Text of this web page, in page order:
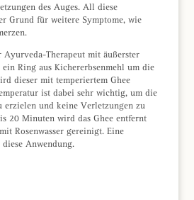
des Auges. All diese
Grund für weitere Symptome, wie
Ayurveda-Therapeut mit äußerster
Ring aus Kichererbsenmehl um die
dieser mit temperiertem Ghee
ist dabei sehr wichtig, um die
erzielen und keine Verletzungen zu
20 Minuten wird das Ghee entfernt
Rosenwasser gereinigt. Eine
diese Anwendung.